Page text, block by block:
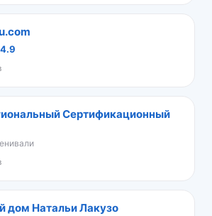
4.9
Сертификационный
дом Натальи Лакузо